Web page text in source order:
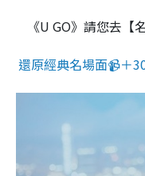
《U GO》請您去
還原經典名場面📹＋